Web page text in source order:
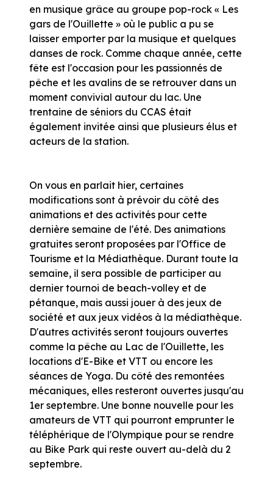
en musique grâce au groupe pop-rock « Les
gars de l'Ouillette » où le public a pu se
laisser emporter par la musique et quelques
danses de rock. Comme chaque année, cette
fête est l'occasion pour les passionnés de
pêche et les avalins de se retrouver dans un
moment convivial autour du lac. Une
trentaine de séniors du CCAS était
également invitée ainsi que plusieurs élus et
acteurs de la station.
On vous en parlait hier, certaines
modifications sont à prévoir du côté des
animations et des activités pour cette
dernière semaine de l'été. Des animations
gratuites seront proposées par l'Office de
Tourisme et la Médiathèque. Durant toute la
semaine, il sera possible de participer au
dernier tournoi de beach-volley et de
pétanque, mais aussi jouer à des jeux de
société et aux jeux vidéos à la médiathèque.
D'autres activités seront toujours ouvertes
comme la pêche au Lac de l'Ouillette, les
locations d'E-Bike et VTT ou encore les
séances de Yoga. Du côté des remontées
mécaniques, elles resteront ouvertes jusqu'au
1er septembre. Une bonne nouvelle pour les
amateurs de VTT qui pourront emprunter le
téléphérique de l'Olympique pour se rendre
au Bike Park qui reste ouvert au-delà du 2
septembre.